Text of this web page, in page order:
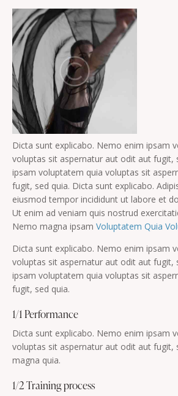
Dicta sunt explicabo. Nemo enim ipsam
voluptas sit aspernatur aut odit aut fugit,
ipsam voluptatem quia voluptas sit
fugit, sed quia. Dicta sunt explicabo.
eiusmod tempor incididunt ut labore et
Ut enim ad veniam quis nostrud
Nemo magna ipsam Voluptatem Quia
Dicta sunt explicabo. Nemo enim ipsam
voluptas sit aspernatur aut odit aut fugit,
ipsam voluptatem quia voluptas sit
fugit, sed quia.
1/1 Performance
Dicta sunt explicabo. Nemo enim ipsam
voluptas sit aspernatur aut odit aut fugit,
magna quia.
1/2 Training process